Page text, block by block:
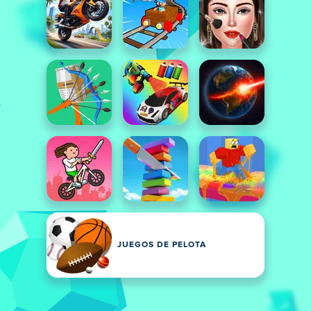
JUEGOS DE PELOTA